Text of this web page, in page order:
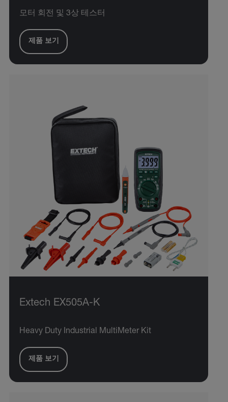
모터 회전 및 3상 테스터
제품 보기
Extech EX505A-K
Heavy Duty Industrial MultiMeter Kit
제품 보기